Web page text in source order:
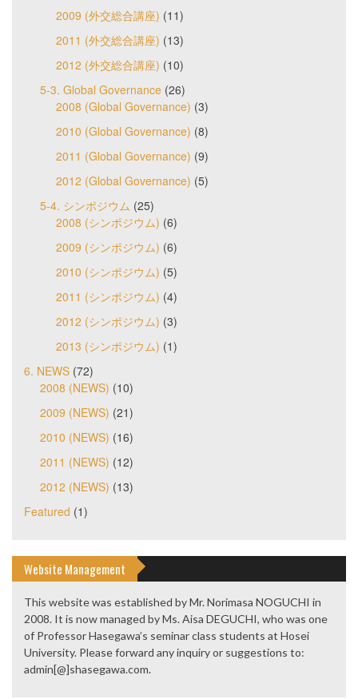
2009 (外交総合講座) (11)
2011 (外交総合講座) (13)
2012 (外交総合講座) (10)
5-3. Global Governance (26)
2008 (Global Governance) (3)
2010 (Global Governance) (8)
2011 (Global Governance) (9)
2012 (Global Governance) (5)
5-4. シンポジウム (25)
2008 (シンポジウム) (6)
2009 (シンポジウム) (6)
2010 (シンポジウム) (5)
2011 (シンポジウム) (4)
2012 (シンポジウム) (3)
2013 (シンポジウム) (1)
6. NEWS (72)
2008 (NEWS) (10)
2009 (NEWS) (21)
2010 (NEWS) (16)
2011 (NEWS) (12)
2012 (NEWS) (13)
Featured (1)
Website Management
This website was established by Mr. Norimasa NOGUCHI in
2008. It is now managed by Ms. Aisa DEGUCHI, who was one
of Professor Hasegawa’s seminar class students at Hosei
University. Please forward any inquiry or suggestions to:
admin[@]shasegawa.com.